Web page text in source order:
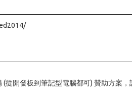
從開發板到筆記型電腦都可) 贊助方案，